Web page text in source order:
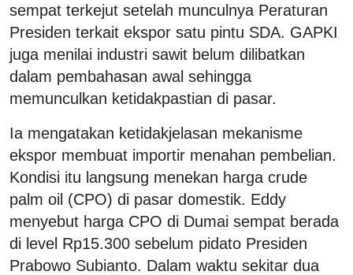
sempat terkejut setelah munculnya Peraturan
Presiden terkait ekspor satu pintu SDA. GAPKI
juga menilai industri sawit belum dilibatkan
dalam pembahasan awal sehingga
memunculkan ketidakpastian di pasar.
Ia mengatakan ketidakjelasan mekanisme
ekspor membuat importir menahan pembelian.
Kondisi itu langsung menekan harga crude
palm oil (CPO) di pasar domestik. Eddy
menyebut harga CPO di Dumai sempat berada
di level Rp15.300 sebelum pidato Presiden
Prabowo Subianto. Dalam waktu sekitar dua